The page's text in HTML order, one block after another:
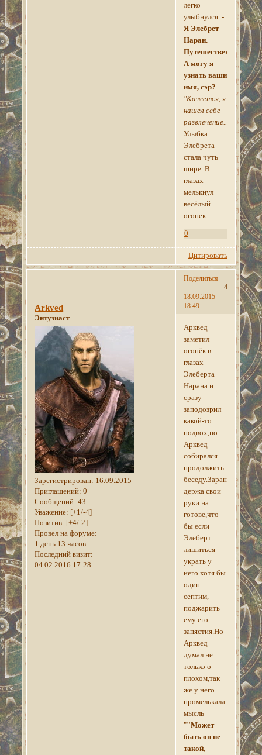
легко
улыбнулся.-
Я Элебрет
Наран.
Путешественник.
А могу я
узнать ваши
имя, сэр?
"Кажется, я
нашел себе
развлечение..."
Улыбка
Элебрета
стала чуть
шире. В
глазах
мелькнул
весёлый
огонек.
0
Цитировать
Поделиться
4
18.09.2015
18:49
Arkved
Энтузиаст
Зарегистрирован: 16.09.2015
Приглашений: 0
Сообщений: 43
Уважение: [+1/-4]
Позитив: [+4/-2]
Провел на форуме:
1 день 13 часов
Последний визит:
04.02.2016 17:28
Арквед
заметил
огонёк в
глазах
Элеберта
Нарана и
сразу
заподозрил
какой-то
подвох,но
Арквед
собирался
продолжить
беседу.Зарания
держа свои
руки на
готове,что
бы если
Элеберт
лишиться
украть у
него хотя бы
один
септим,
поджарить
ему его
запястия.Но
Арквед
думал не
только о
плохом,так
же у него
промелькала
мысль
""Может
быть он не
такой,